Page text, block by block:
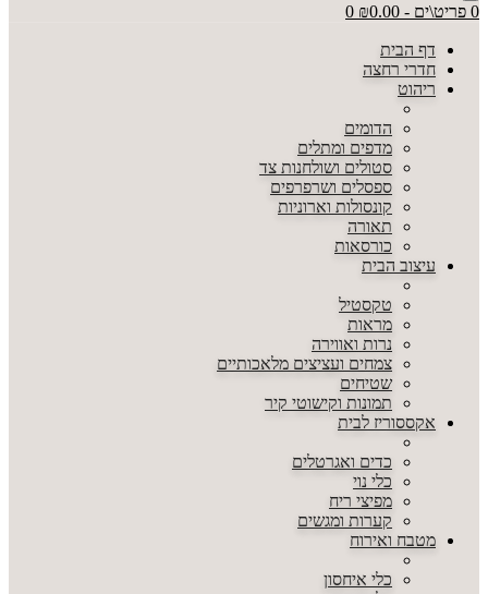
0 פריט\ים - ₪0.00 0
דף הבית
חדרי רחצה
ריהוט
הדומים
מדפים ומתלים
סטולים ושולחנות צד
ספסלים ושרפרפים
קונסולות וארוניות
תאורה
כורסאות
עיצוב הבית
טקסטיל
מראות
נרות ואווירה
צמחים ועציצים מלאכותיים
שטיחים
תמונות וקישוטי קיר
אקססוריז לבית
כדים ואגרטלים
כלי נוי
מפיצי ריח
קערות ומגשים
מטבח ואירוח
כלי איחסון